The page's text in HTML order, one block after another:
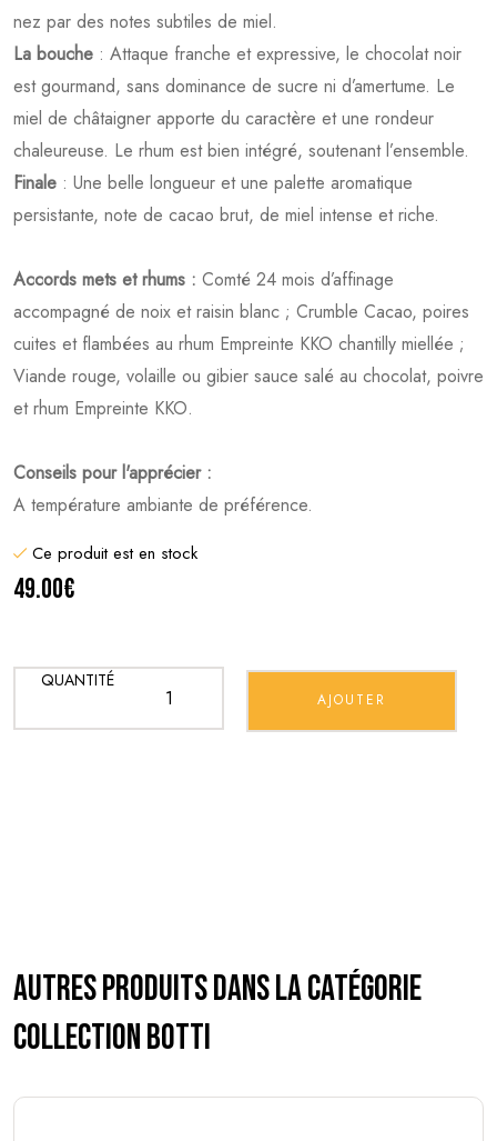
nez par des notes subtiles de miel.
La bouche : Attaque franche et expressive, le chocolat noir
est gourmand, sans dominance de sucre ni d’amertume. Le
miel de châtaigner apporte du caractère et une rondeur
chaleureuse. Le rhum est bien intégré, soutenant l’ensemble.
Finale : Une belle longueur et une palette aromatique
persistante, note de cacao brut, de miel intense et riche.
Accords mets et rhums : Comté 24 mois d’affinage
accompagné de noix et raisin blanc ; Crumble Cacao, poires
cuites et flambées au rhum Empreinte KKO chantilly miellée ;
Viande rouge, volaille ou gibier sauce salé au chocolat, poivre
et rhum Empreinte KKO.
Conseils pour l'apprécier :
A température ambiante de préférence.
Ce produit est en stock
49.00€
QUANTITÉ
Autres produits dans la catégorie
COLLECTION BOTTI